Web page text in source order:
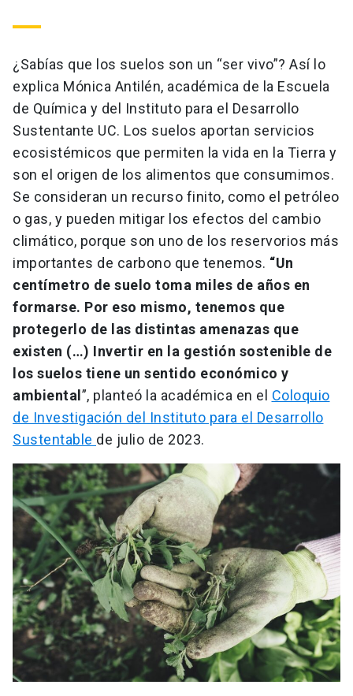
¿Sabías que los suelos son un “ser vivo”? Así lo
explica Mónica Antilén, académica de la Escuela
de Química y del Instituto para el Desarrollo
Sustentante UC. Los suelos aportan servicios
ecosistémicos que permiten la vida en la Tierra y
son el origen de los alimentos que consumimos.
Se consideran un recurso finito, como el petróleo
o gas, y pueden mitigar los efectos del cambio
climático, porque son uno de los reservorios más
importantes de carbono que tenemos. “Un
centímetro de suelo toma miles de años en
formarse. Por eso mismo, tenemos que
protegerlo de las distintas amenazas que
existen (…) Invertir en la gestión sostenible de
los suelos tiene un sentido económico y
ambiental ”, planteó la académica en el Coloquio
de Investigación del Instituto para el Desarrollo
Sustentable de julio de 2023.